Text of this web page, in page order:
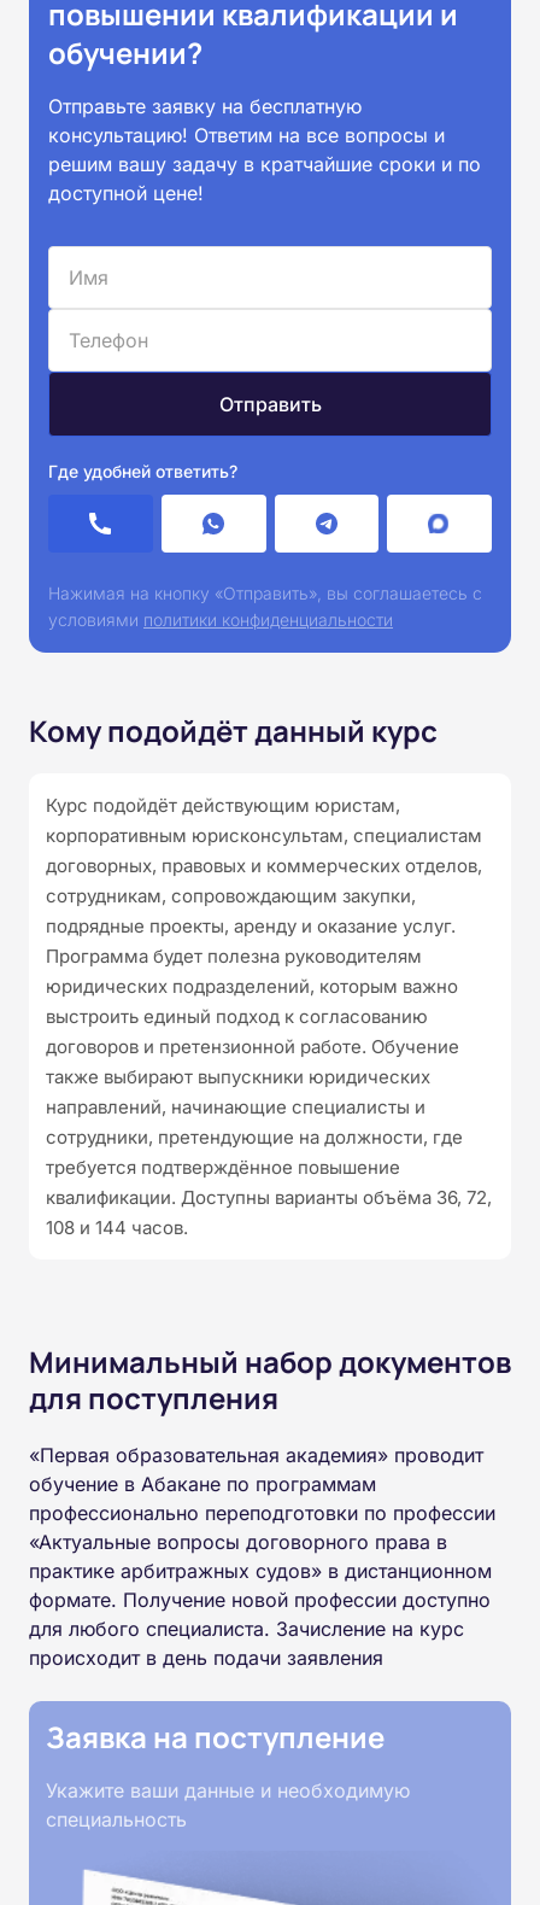
повышении квалификации и
обучении?
Отправьте заявку на бесплатную
консультацию! Ответим на все вопросы и
решим вашу задачу в кратчайшие сроки и по
доступной цене!
Где удобней ответить?
Нажимая на кнопку «Отправить», вы соглашаетесь с
условиями политики конфиденциальности
Кому подойдёт данный курс
Курс подойдёт действующим юристам,
корпоративным юрисконсультам, специалистам
договорных, правовых и коммерческих отделов,
сотрудникам, сопровождающим закупки,
подрядные проекты, аренду и оказание услуг.
Программа будет полезна руководителям
юридических подразделений, которым важно
выстроить единый подход к согласованию
договоров и претензионной работе. Обучение
также выбирают выпускники юридических
направлений, начинающие специалисты и
сотрудники, претендующие на должности, где
требуется подтверждённое повышение
квалификации. Доступны варианты объёма 36, 72,
108 и 144 часов.
Минимальный набор документов
для поступления
«Первая образовательная академия» проводит
обучение в Абакане по программам
профессионально переподготовки по профессии
«Актуальные вопросы договорного права в
практике арбитражных судов» в дистанционном
формате. Получение новой профессии доступно
для любого специалиста. Зачисление на курс
происходит в день подачи заявления
Заявка на поступление
Укажите ваши данные и необходимую
специальность